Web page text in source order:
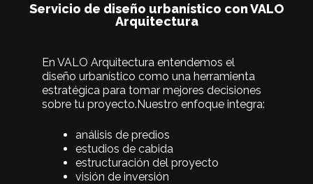
Servicio de diseño urbanístico con VALO
Arquitectura
En VALO Arquitectura entendemos el
diseño urbanístico como una herramienta
estratégica para tomar mejores decisiones
sobre tu proyecto.Nuestro enfoque integra:
análisis de predios
estudios de cabida
estructuración del proyecto
visión de inversión